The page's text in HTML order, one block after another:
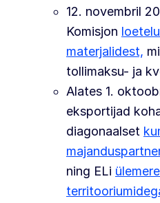
12. novembril
Komisjon
materjalidest,
tollimaksu- ja
Alates 1.
eksportijad
diagonaalset
ning ELi